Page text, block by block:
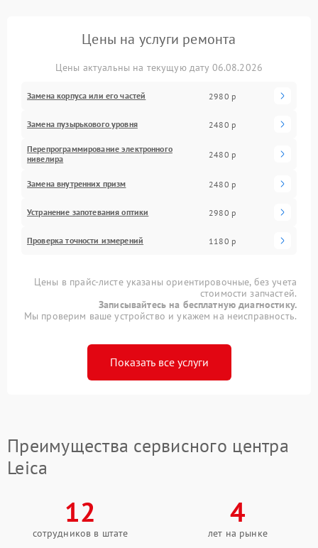
Цены на услуги ремонта
Цены актуальны на текущую дату 06.08.2026
Замена корпуса или его частей 2980 р
Замена пузырькового уровня 2480 р
Перепрограммирование электронного
нивелира
2480 р
Замена внутренних призм 2480 р
Устранение запотевания оптики 2980 р
Проверка точности измерений 1180 р
Цены в прайс-листе указаны ориентировочные, без учета
стоимости запчастей.
Записывайтесь на бесплатную диагностику.
Мы проверим ваше устройство и укажем на неисправность.
Показать все услуги
Преимущества сервисного центра
Leica
12
сотрудников в штате
4
лет на рынке